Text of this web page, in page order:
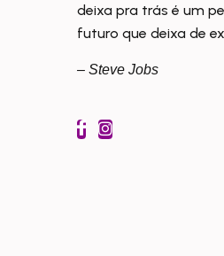
deixa pra trás é um
futuro que deixa de
– Steve Jobs